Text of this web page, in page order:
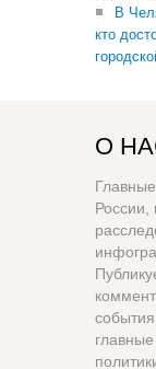
В
кто
О
России,